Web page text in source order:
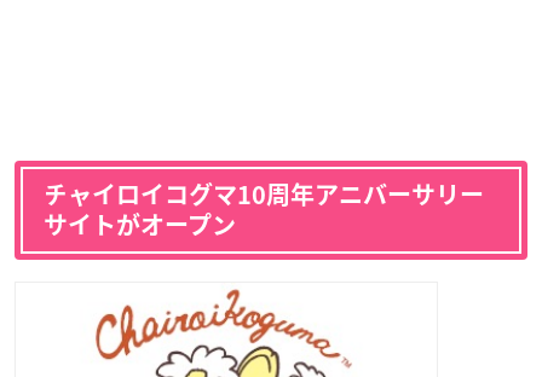
チャイロイコグマ10周年アニバーサリー
サイトがオープン